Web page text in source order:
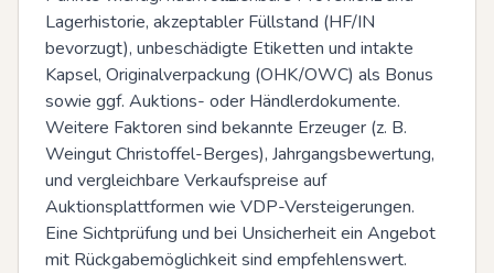
Lagerhistorie, akzeptabler Füllstand (HF/IN
bevorzugt), unbeschädigte Etiketten und intakte
Kapsel, Originalverpackung (OHK/OWC) als Bonus
sowie ggf. Auktions- oder Händlerdokumente.
Weitere Faktoren sind bekannte Erzeuger (z. B.
Weingut Christoffel-Berges), Jahrgangsbewertung,
und vergleichbare Verkaufspreise auf
Auktionsplattformen wie VDP-Versteigerungen.
Eine Sichtprüfung und bei Unsicherheit ein Angebot
mit Rückgabemöglichkeit sind empfehlenswert.